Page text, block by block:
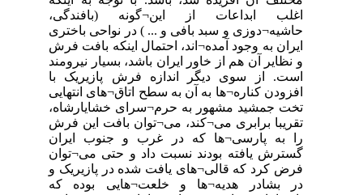
اغلب ابداعات از این¬گونه (بافندگی،
حاشیه¬دوزی و سبد بافی و ... ) در نواحی باختری
ایران به وجود آمده¬اند، احتمال اینکه بافت فرش
و نظایر آن هم از خاور ایران باشد، بسیار نیرومند
است. از سوی دیگر اندازه فرش پازیریک با
افزودن کناره¬ها به آن به سطح اتاق¬های انتهایی
تخت جمشید مشهور به حرم¬سرای خشایارشاه،
تقریبا برابری می¬کند، می¬توان بافت این فرش
را به پارسی¬ها که در غرب و جنوب ایران
گسترش یافته بودند نسبت داد و حتی می¬توان
فرض کرد که قالی¬های یافت شده در پازیریک و
در بشادر هدیه¬ها و خلعت¬هایی بوده که